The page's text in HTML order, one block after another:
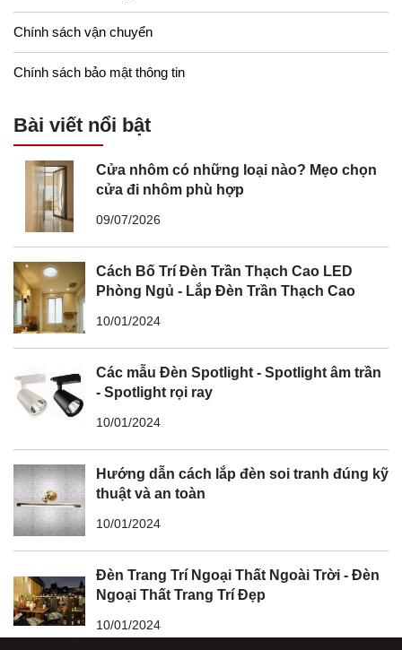
Chính sách vận chuyển
Chính sách bảo mật thông tin
Bài viết nổi bật
Cửa nhôm có những loại nào? Mẹo chọn
cửa đi nhôm phù hợp
09/07/2026
Cách Bố Trí Đèn Trần Thạch Cao LED
Phòng Ngủ - Lắp Đèn Trần Thạch Cao
10/01/2024
Các mẫu Đèn Spotlight - Spotlight âm trần
- Spotlight rọi ray
10/01/2024
Hướng dẫn cách lắp đèn soi tranh đúng kỹ
thuật và an toàn
10/01/2024
Đèn Trang Trí Ngoại Thất Ngoài Trời - Đèn
Ngoại Thất Trang Trí Đẹp
10/01/2024